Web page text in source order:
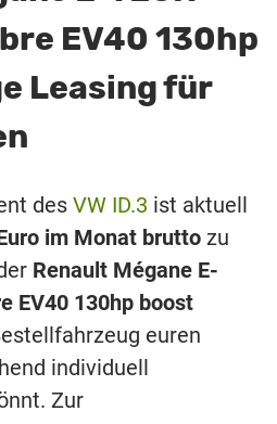
EV40 130hp
Leasing für
des VW ID.3 ist aktuell
im Monat brutto zu
Renault Mégane E-
EV40 130hp boost
euren
individuell
Zur